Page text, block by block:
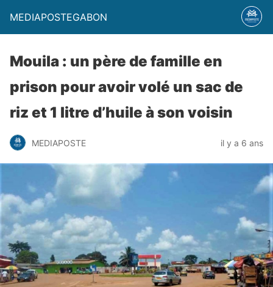
MEDIAPOSTEGABON
Mouila : un père de famille en
prison pour avoir volé un sac de
riz et 1 litre d’huile à son voisin
MEDIAPOSTE il y a 6 ans